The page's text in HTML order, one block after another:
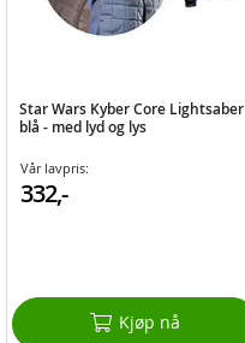
Star Wars Kyber Core Lightsaber
blå - med lyd og lys
Vår lavpris:
332,-
Kjøp nå